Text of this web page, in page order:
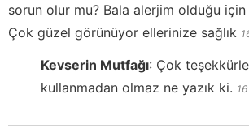
sorun olur mu? Bala alerjim olduğu için
Çok güzel görünüyor ellerinize sağlık
Kevserin Mutfağı: Çok
kullanmadan olmaz ne yazık ki.